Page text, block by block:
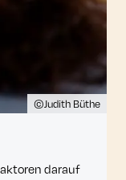
©Judith Büthe
darauf